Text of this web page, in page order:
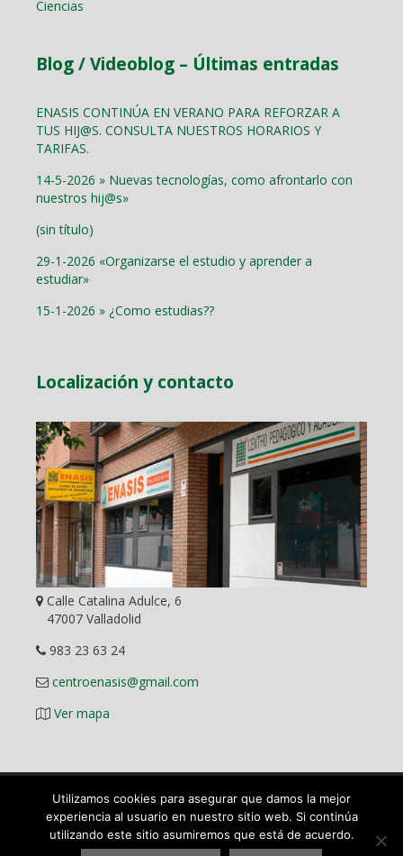
Ciencias
Blog / Videoblog – Últimas entradas
ENASIS CONTINÚA EN VERANO PARA REFORZAR A
TUS HIJ@S. CONSULTA NUESTROS HORARIOS Y
TARIFAS.
14-5-2026 » Nuevas tecnologías, como afrontarlo con
nuestros hij@s»
(sin título)
29-1-2026 «Organizarse el estudio y aprender a
estudiar»
15-1-2026 » ¿Como estudias??
Localización y contacto
Calle Catalina Adulce, 6
47007 Valladolid
983 23 63 24
centroenasis@gmail.com
Ver mapa
Diseño Web
2026 ENASIS Centro Pedagógico y Académico en Valladolid.
Utilizamos cookies para asegurar que damos la mejor
experiencia al usuario en nuestro sitio web. Si continúa
utilizando este sitio asumiremos que está de acuerdo.